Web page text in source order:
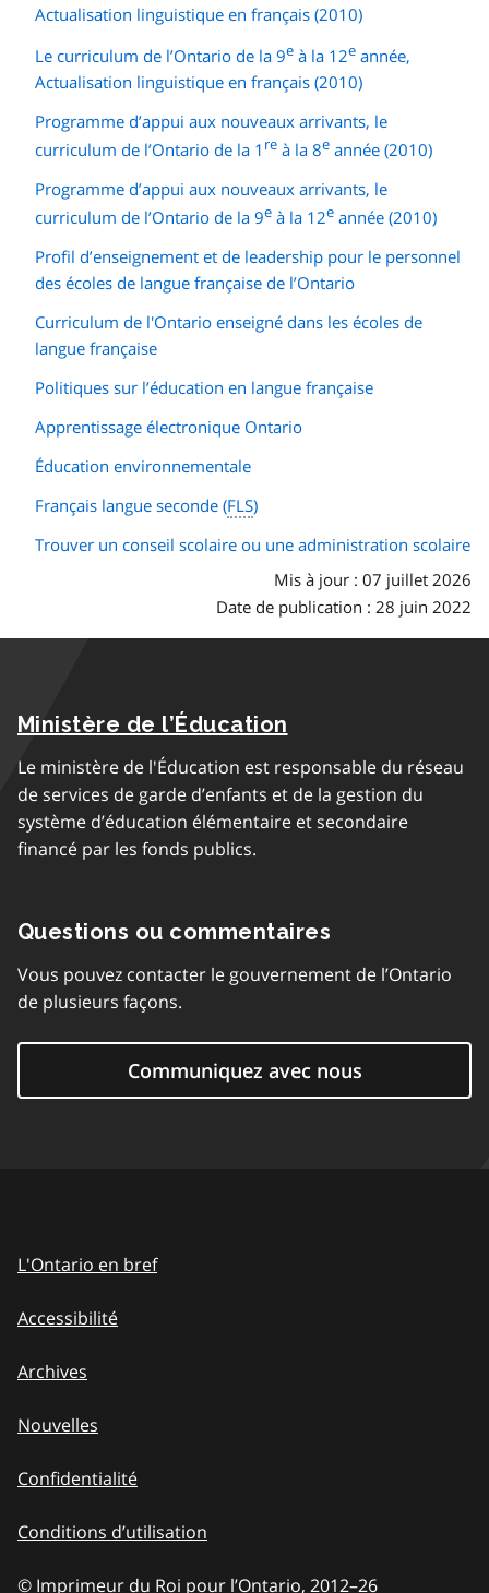
Actualisation linguistique en français (2010)
Le curriculum de l’Ontario de la 9e à la 12e année,
Actualisation linguistique en français (2010)
Programme d’appui aux nouveaux arrivants, le
curriculum de l’Ontario de la 1 re à la 8e année (2010)
Programme d’appui aux nouveaux arrivants, le
curriculum de l’Ontario de la 9e à la 12e année (2010)
Profil d’enseignement et de leadership pour le personnel
des écoles de langue française de l’Ontario
Curriculum de l'Ontario enseigné dans les écoles de
langue française
Politiques sur l’éducation en langue française
Apprentissage électronique Ontario
Éducation environnementale
Français langue seconde (FLS)
Trouver un conseil scolaire ou une administration scolaire
Mis à jour : 07 juillet 2026
Date de publication : 28 juin 2022
Ministère de l’Éducation
Le ministère de l'Éducation est responsable du réseau
de services de garde d’enfants et de la gestion du
système d’éducation élémentaire et secondaire
financé par les fonds publics.
Questions ou commentaires
Vous pouvez contacter le gouvernement de l’Ontario
de plusieurs façons.
Communiquez avec nous
L'Ontario en bref
Accessibilité
Archives
Nouvelles
Confidentialité
Conditions d’utilisation
© Imprimeur du Roi pour l’Ontario, 2012–to
26